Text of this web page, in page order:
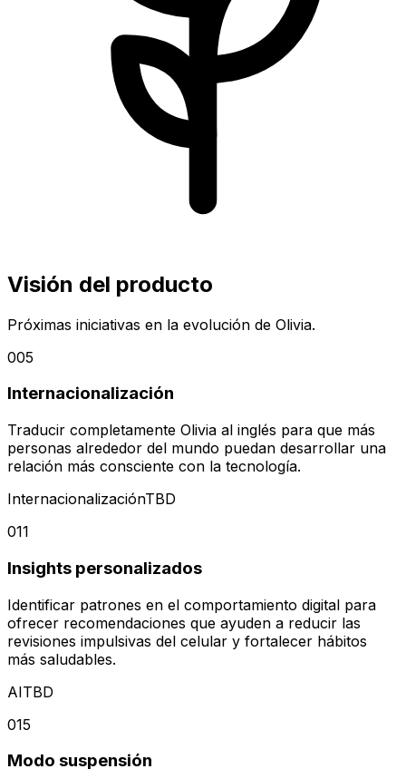
Visión del producto
Próximas iniciativas en la evolución de Olivia.
005
Internacionalización
Traducir completamente Olivia al inglés para que más
personas alrededor del mundo puedan desarrollar una
relación más consciente con la tecnología.
InternacionalizaciónTBD
011
Insights personalizados
Identificar patrones en el comportamiento digital para
ofrecer recomendaciones que ayuden a reducir las
revisiones impulsivas del celular y fortalecer hábitos
más saludables.
AITBD
015
Modo suspensión